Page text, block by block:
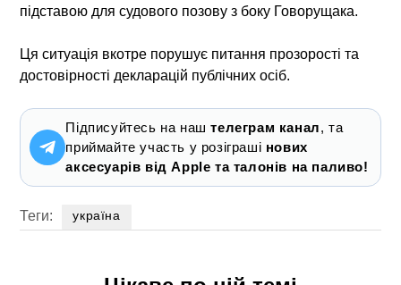
підставою для судового позову з боку Говорущака.
Ця ситуація вкотре порушує питання прозорості та
достовірності декларацій публічних осіб.
Підписуйтесь на наштелеграм канал, та
приймайте участь у розіграші нових
аксесуарів від Apple та талонів на паливо!
Теги: україна